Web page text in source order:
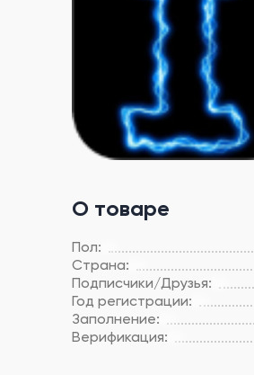
О товаре
Пол:
Страна:
Подписчики/Друзья:
Год регистрации:
Заполнение:
Верификация: